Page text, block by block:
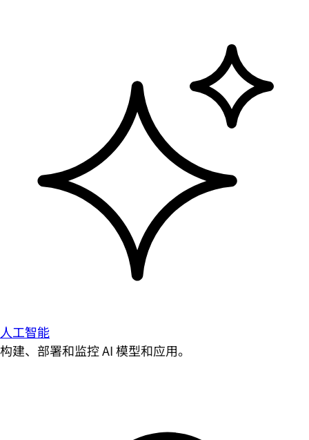
人工智能
构建、部署和监控 AI 模型和应用。